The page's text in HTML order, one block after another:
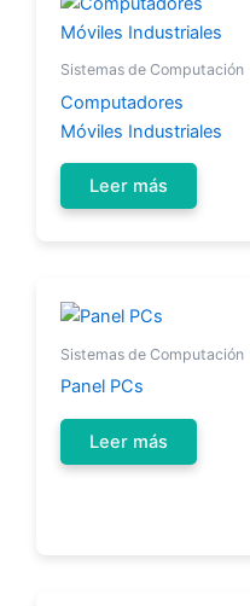
Sistemas de Computación
Computadores
Móviles Industriales
Leer más
Sistemas de Computación
Panel PCs
Leer más